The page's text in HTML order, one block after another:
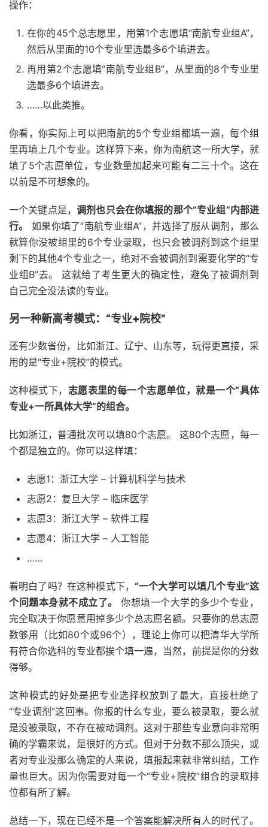
操作：
在你的45个总志愿里，用第1个志愿填“南航专业组A”，
然后从里面的10个专业里选最多6个填进去。
再用第2个志愿填“南航专业组B”，从里面的8个专业里
选最多6个填进去。
……以此类推。
你看，你实际上可以把南航的5个专业组都填一遍，每个组
里再填上几个专业。这样算下来，你为南航这一所大学，就
填了5个志愿单位，专业数量加起来可能有二三十个。这在
以前是不可想象的。
一个关键点是，调剂也只会在你填报的那个“专业组”内部进
行。
如果你填了“南航专业组A”，并选择了服从调剂，那么
就算你没被组里的6个专业录取，也只会被调剂到这个组里
剩下的其他4个专业之一，绝对不会被调剂到需要化学的“专
业组B”去。 这就给了考生更大的确定性，避免了被调剂到
自己完全没法读的专业。
另一种新高考模式：“专业+院校”
还有少数省份，比如浙江、辽宁、山东等，玩得更直接，采
用的是“专业+院校”的模式。
这种模式下， 志愿表里的每一个志愿单位，就是一个“具体
专业+一所具体大学”的组合。
比如浙江，普通批次可以填80个志愿。 这80个志愿，每一
个都是独立的。你可以这样填：
志愿1：浙江大学 – 计算机科学与技术
志愿2：复旦大学 – 临床医学
志愿3：浙江大学 – 软件工程
志愿4：浙江大学 – 人工智能
……
看明白了吗？在这种模式下， “一个大学可以填几个专业”这
个问题本身就不成立了。
你想填一个大学的多少个专业，
完全取决于你愿意用掉多少个总志愿名额。只要你的总志愿
数够用（比如80个或96个），理论上你可以把清华大学所
有符合你选科的专业都挨个填一遍，当然，前提是你的分数
得够。
这种模式的好处是把专业选择权放到了最大，直接杜绝了
“专业调剂”这回事。你报的什么专业，要么被录取，要么就
是没被录取，不存在被动调剂。这对于那些专业意向非常明
确的学霸来说，是很好的方式。但对于分数不那么顶尖，或
者对专业没那么确定的人来说，填报起来就非常纠结，工作
量也巨大。因为你需要对每一个“专业+院校”组合的录取排
位都有所了解。
总结一下，现在已经不是一个答案能解决所有人的时代了。